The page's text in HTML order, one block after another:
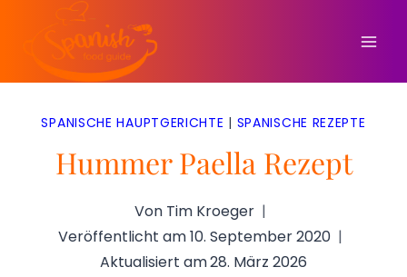
springen
SPANISCHE HAUPTGERICHTE | SPANISCHE REZEPTE
Hummer Paella Rezept
Von Tim Kroeger
Veröffentlicht am10. September 2020
Aktualisiert am28. März 2026